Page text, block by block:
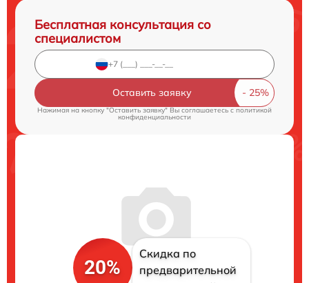
Бесплатная консультация со
специалистом
Оставить заявку
Нажимая на кнопку "Оставить заявку" Вы соглашаетесь cполитикой
конфиденциальности
20%
Скидка по
предварительной